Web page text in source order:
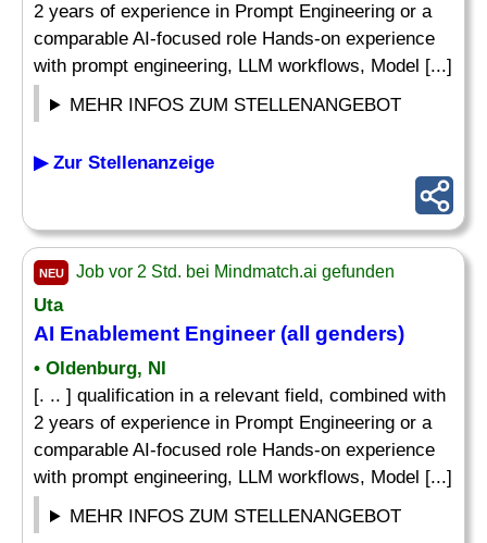
2 years of experience in Prompt Engineering or a
comparable AI-focused role Hands-on experience
with prompt engineering, LLM workflows, Model [...]
MEHR INFOS ZUM STELLENANGEBOT
▶ Zur Stellenanzeige
NEU Job vor 2 Std. bei Mindmatch.ai gefunden
Uta
AI Enablement Engineer (all genders)
• Oldenburg, NI
[. .. ] qualification in a relevant field, combined with
2 years of experience in Prompt Engineering or a
comparable AI-focused role Hands-on experience
with prompt engineering, LLM workflows, Model [...]
MEHR INFOS ZUM STELLENANGEBOT